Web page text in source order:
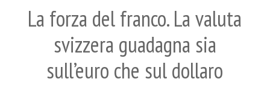
La forza del franco. La valuta
svizzera guadagna sia
sull’euro che sul dollaro